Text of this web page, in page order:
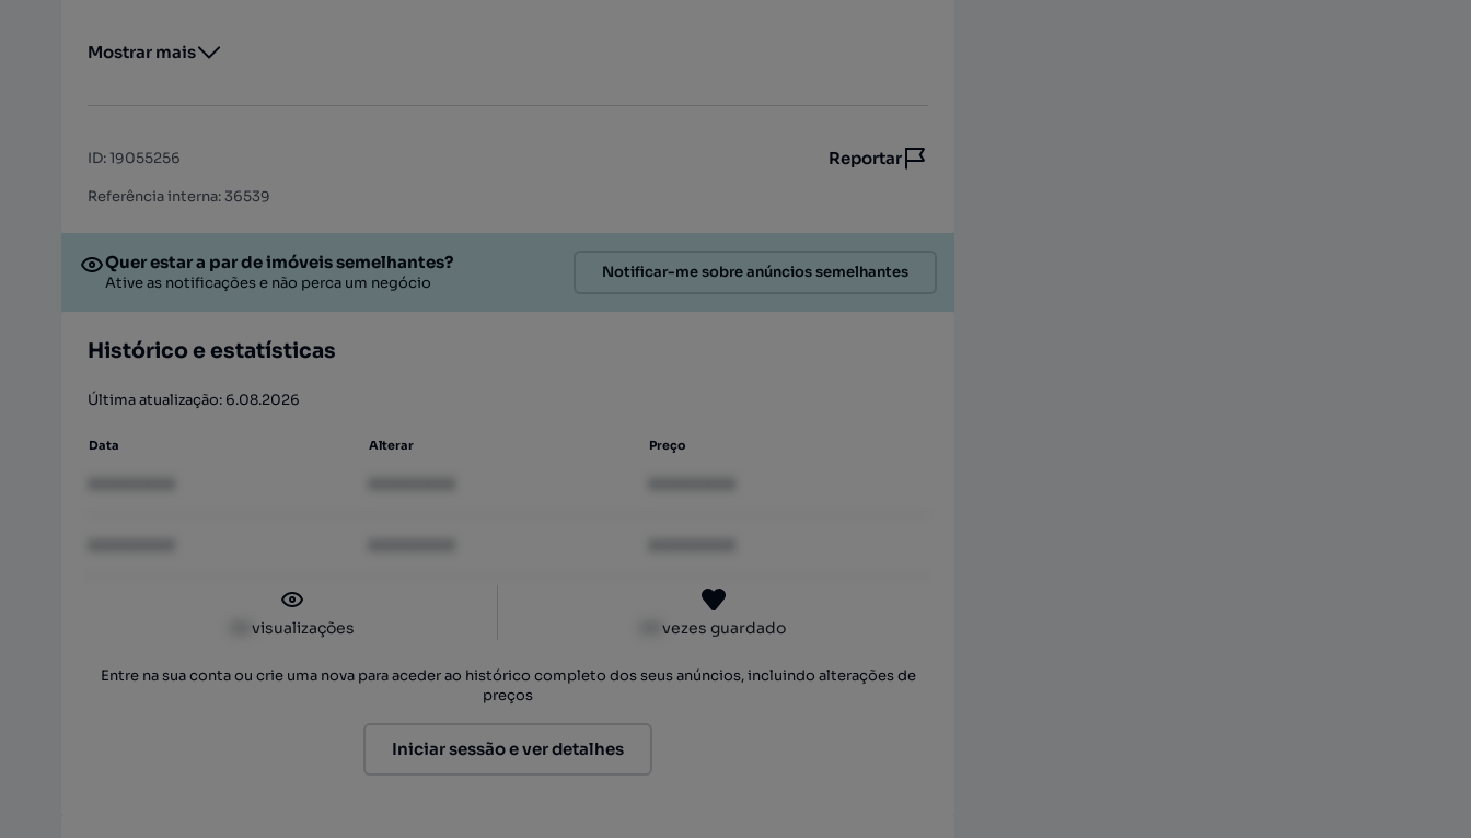
Mostrar mais
ID:19055256 Reportar
Referência interna: 36539
Quer estar a par de imóveis semelhantes?
Ative as notificações e não perca um negócio
Notificar-me sobre anúncios semelhantes
Histórico e estatísticas
Última atualização: 6.08.2026
Data Alterar Preço
visualizações vezes guardado
Entre na sua conta ou crie uma nova para aceder ao histórico completo dos seus anúncios, incluindo alterações de
preços
Iniciar sessão e ver detalhes